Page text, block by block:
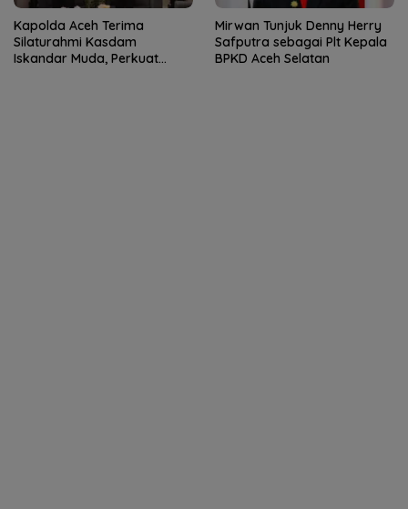
Kapolda Aceh Terima
Silaturahmi Kasdam
Iskandar Muda, Perkuat
Mirwan Tunjuk Denny Herry
Safputra sebagai Plt Kepala
BPKD Aceh Selatan